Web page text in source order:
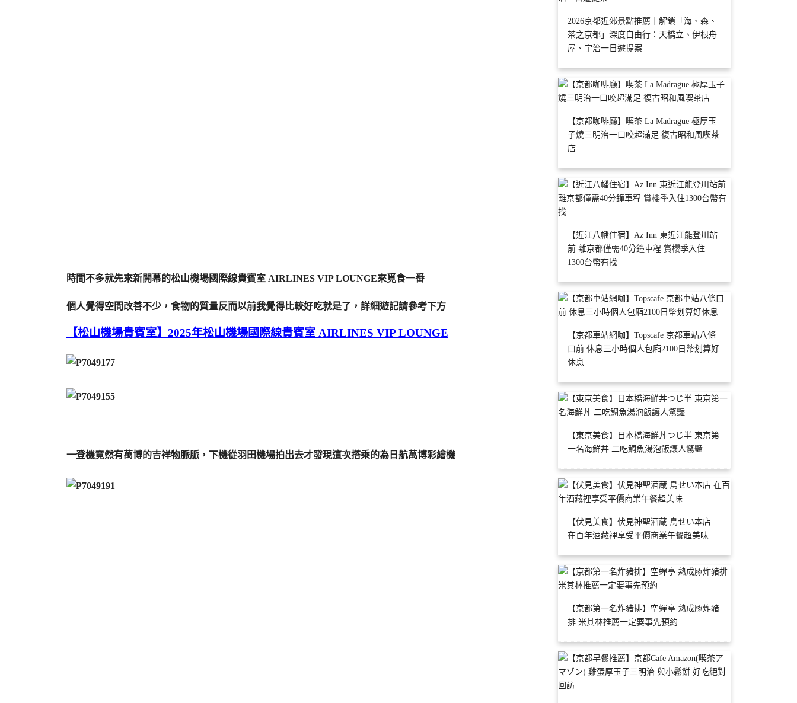
時間不多就先來新開幕的松山機場國際線貴賓室 AIRLINES VIP LOUNGE來覓食一番
個人覺得空間改善不少，食物的質量反而以前我覺得比較好吃就是了，詳細遊記請參考下方
【松山機場貴賓室】2025年松山機場國際線貴賓室 AIRLINES VIP LOUNGE
一登機竟然有萬博的吉祥物脈脈，下機從羽田機場拍出去才發現這次搭乘的為日航萬博彩繪機
2026京都近郊景點推薦｜解鎖「海、森、
茶之京都」深度自由行：天橋立、伊根舟
屋、宇治一日遊提案
【京都咖啡廳】喫茶 La Madrague 極厚玉
子燒三明治一口咬超滿足 復古昭和風喫茶
店
【近江八幡住宿】Az Inn 東近江能登川站
前 離京都僅需40分鐘車程 賞櫻季入住
1300台幣有找
【京都車站網咖】Topscafe 京都車站八條
口前 休息三小時個人包廂2100日幣划算好
休息
【東京美食】日本橋海鮮丼つじ半 東京第
一名海鮮丼 二吃鯛魚湯泡飯讓人驚豔
【伏見美食】伏見神聖酒蔵 鳥せい本店
在百年酒藏裡享受平價商業午餐超美味
【京都第一名炸豬排】空蟬亭 熟成豚炸豬
排 米其林推薦一定要事先預約